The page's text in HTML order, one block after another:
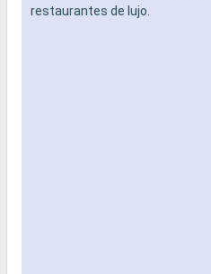
restaurantes de lujo.